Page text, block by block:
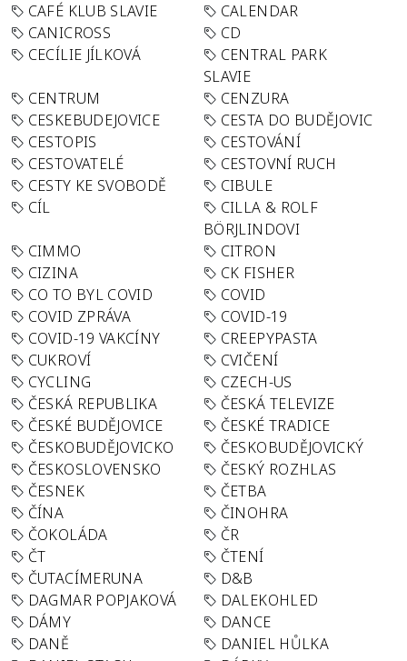
CAFÉ KLUB SLAVIE
CALENDAR
CANICROSS
CD
CECÍLIE JÍLKOVÁ
CENTRAL PARK
SLAVIE
CENTRUM
CENZURA
CESKEBUDEJOVICE
CESTA DO BUDĚJOVIC
CESTOPIS
CESTOVÁNÍ
CESTOVATELÉ
CESTOVNÍ RUCH
CESTY KE SVOBODĚ
CIBULE
CÍL
CILLA & ROLF
BÖRJLINDOVI
CIMMO
CITRON
CIZINA
CK FISHER
CO TO BYL COVID
COVID
COVID ZPRÁVA
COVID-19
COVID-19 VAKCÍNY
CREEPYPASTA
CUKROVÍ
CVIČENÍ
CYCLING
CZECH-US
ČESKÁ REPUBLIKA
ČESKÁ TELEVIZE
ČESKÉ BUDĚJOVICE
ČESKÉ TRADICE
ČESKOBUDĚJOVICKO
ČESKOBUDĚJOVICKÝ
ČESKOSLOVENSKO
ČESKÝ ROZHLAS
ČESNEK
ČETBA
ČÍNA
ČINOHRA
ČOKOLÁDA
ČR
ČT
ČTENÍ
ČUTACÍMERUNA
D&B
DAGMAR POPJAKOVÁ
DALEKOHLED
DÁMY
DANCE
DANĚ
DANIEL HŮLKA